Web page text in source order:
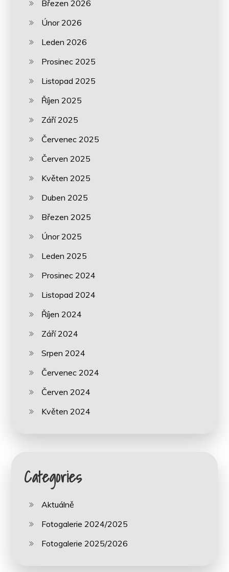
Březen 2026
Únor 2026
Leden 2026
Prosinec 2025
Listopad 2025
Říjen 2025
Září 2025
Červenec 2025
Červen 2025
Květen 2025
Duben 2025
Březen 2025
Únor 2025
Leden 2025
Prosinec 2024
Listopad 2024
Říjen 2024
Září 2024
Srpen 2024
Červenec 2024
Červen 2024
Květen 2024
Categories
Aktuálně
Fotogalerie 2024/2025
Fotogalerie 2025/2026